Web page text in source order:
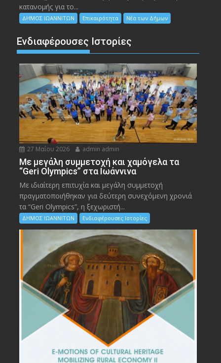
κατανομής για το...
ΔΗΜΟΣ ΙΩΑΝΝΙΤΩΝ Επικαιρότητα Νέα των Δήμων
Ενδιαφέρουσες Ιστορίες
27 Μαΐου 2026 admin admin
Με μεγάλη συμμετοχή και χαμόγελα τα
“Geri Olympics” στα Ιωάννινα
Με ιδιαίτερη επιτυχία και μεγάλη συμμετοχή
πραγματοποιήθηκαν για δεύτερη συνεχόμενη χρονιά
τα “Geri Olympics”, η ξεχωριστή...
ΔΗΜΟΣ ΙΩΑΝΝΙΤΩΝ Ενδιαφέρουσες Ιστορίες